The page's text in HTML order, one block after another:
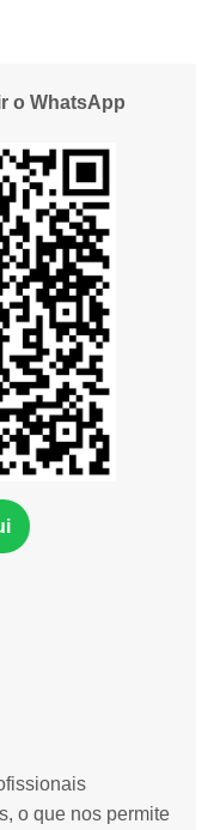
o que nos permite
o WhatsApp